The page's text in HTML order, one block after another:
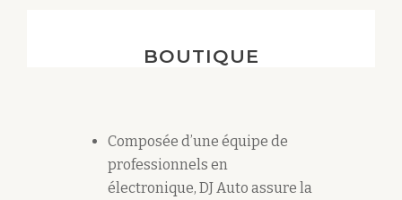
BOUTIQUE
Composée d’une équipe de
professionnels en
électronique, DJ Auto assure la